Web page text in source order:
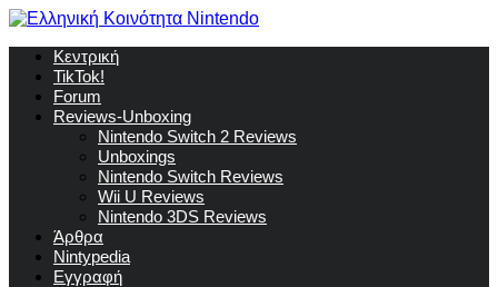
Κεντρική
TikTok!
Forum
Reviews-Unboxing
Nintendo Switch 2 Reviews
Unboxings
Nintendo Switch Reviews
Wii U Reviews
Nintendo 3DS Reviews
Άρθρα
Nintypedia
Εγγραφή